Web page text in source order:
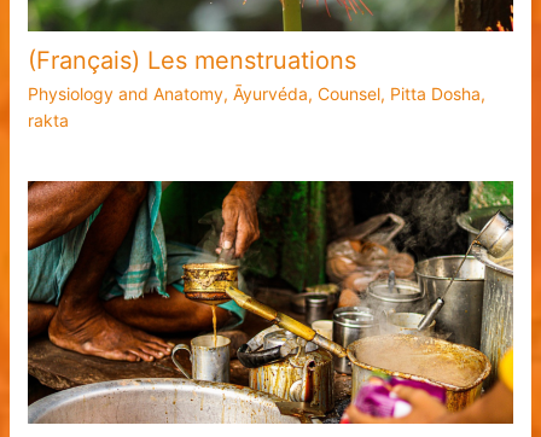
(Français) Les menstruations
Physiology and Anatomy, Āyurvéda, Counsel, Pitta Dosha,
rakta